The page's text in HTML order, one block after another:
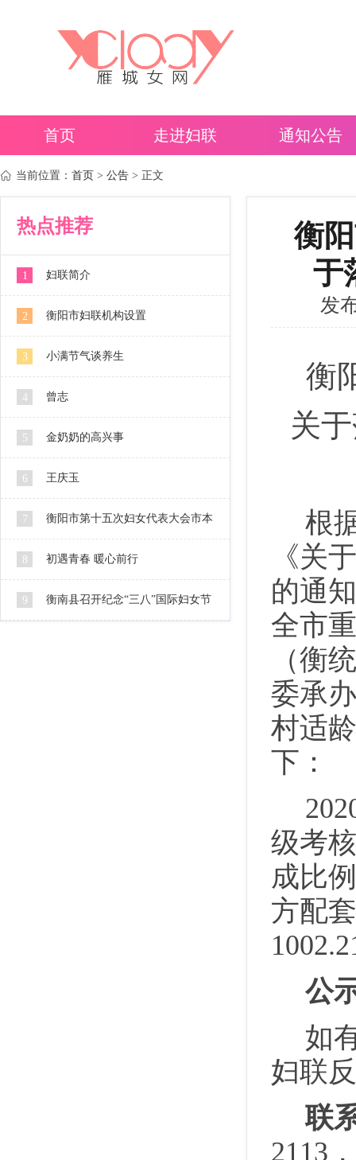
首页 走进妇联 通知公告
当前位置： 首页 > 公告 > 正文
热点推荐
1 妇联简介
2 衡阳市妇联机构设置
3 小满节气谈养生
4 曾志
5 金奶奶的高兴事
6 王庆玉
7 衡阳市第十五次妇女代表大会市本
级代表人选公示
8 初遇青春 暖心前行
9 衡南县召开纪念“三八”国际妇女节
衡
于
发
衡
关
根
《关
的通
全市
（衡
委承
村适
下：
级考
成比
方配
公
如
妇联
联
2113